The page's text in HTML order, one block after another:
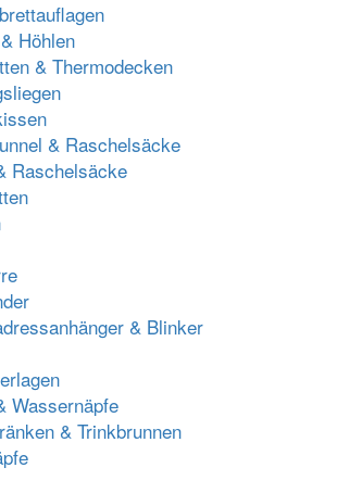
Höhlen
& Thermodecken
& Raschelsäcke
Raschelsäcke
& Blinker
Wassernäpfe
& Trinkbrunnen